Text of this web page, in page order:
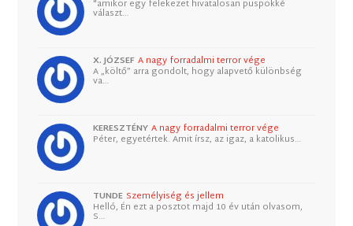
"amikor egy felekezet hivatalosan püspökké
választ…
X. JÓZSEF A nagy forradalmi terror vége
A „költő” arra gondolt, hogy alapvető különbség
va…
KERESZTÉNY A nagy forradalmi terror vége
Péter, egyetértek. Amit írsz, az igaz, a katolikus…
TUNDE Személyiség és jellem
Helló, Én ezt a posztot majd 10 év után olvasom,
S…